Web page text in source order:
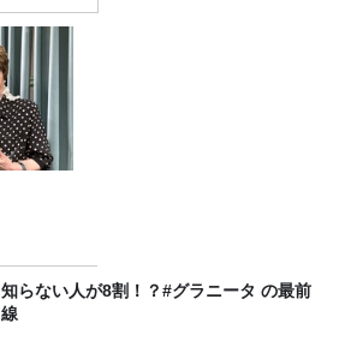
知らない人が8割！？#グラニータ の最前
線